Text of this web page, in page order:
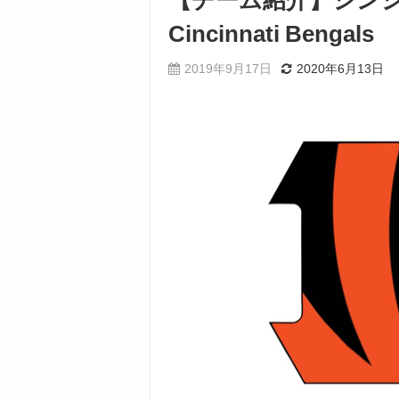
Cincinnati Bengals
2019年9月17日 2020年6月13日